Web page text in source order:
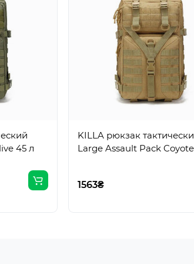
Pack Olive 45 л
KILLA рюкзак
Large Assault Pack
1563₴